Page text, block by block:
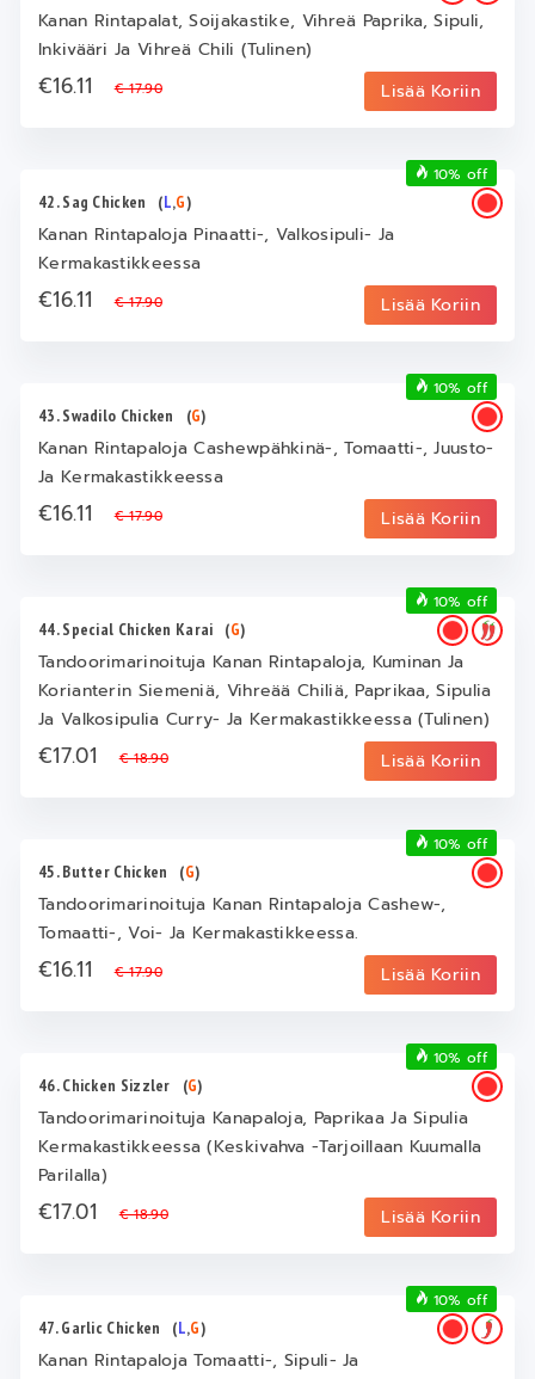
Kanan Rintapalat, Soijakastike, Vihreä Paprika, Sipuli,
Inkivääri Ja Vihreä Chili (Tulinen)
€16.11€ 17.90 Lisää Koriin
42. Sag Chicken (L,G)
Kanan Rintapaloja Pinaatti-, Valkosipuli- Ja
Kermakastikkeessa
€16.11€ 17.90 Lisää Koriin
10% off
43. Swadilo Chicken (G)
Kanan Rintapaloja Cashewpähkinä-, Tomaatti-, Juusto-
Ja Kermakastikkeessa
€16.11€ 17.90 Lisää Koriin
10% off
44. Special Chicken Karai (G)
Tandoorimarinoituja Kanan Rintapaloja, Kuminan Ja
Korianterin Siemeniä, Vihreää Chiliä, Paprikaa, Sipulia
Ja Valkosipulia Curry- Ja Kermakastikkeessa (Tulinen)
€17.01€ 18.90 Lisää Koriin
10% off
45. Butter Chicken (G)
Tandoorimarinoituja Kanan Rintapaloja Cashew-,
Tomaatti-, Voi- Ja Kermakastikkeessa.
€16.11€ 17.90 Lisää Koriin
10% off
46. Chicken Sizzler (G)
Tandoorimarinoituja Kanapaloja, Paprikaa Ja Sipulia
Kermakastikkeessa (Keskivahva -Tarjoillaan Kuumalla
Parilalla)
€17.01€ 18.90 Lisää Koriin
10% off
47. Garlic Chicken (L,G)
Kanan Rintapaloja Tomaatti-, Sipuli- Ja
10% off